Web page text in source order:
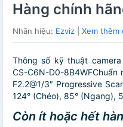
Hàng chính
Nhãn hiệu: Ezviz Xem thêm
Thông số kỹ thuật
CS-C6N-D0-
F2.2@1/3″ Progressive
124° (Chéo), 85° (Ngang),
Còn ít hoặc hết